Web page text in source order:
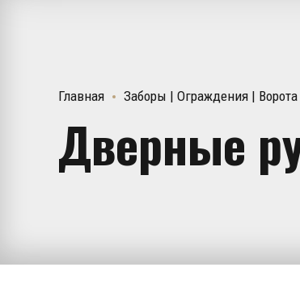
Главная Заборы | Ограждения |
Дверные